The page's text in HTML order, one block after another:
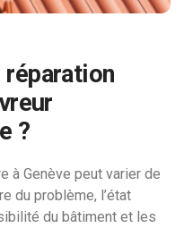
réparation
?
à Genève peut varier de
du problème, l’état
du bâtiment et les